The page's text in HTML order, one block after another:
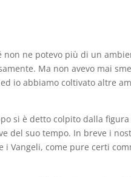
ne potevo più di un
Ma non avevo mai
io abbiamo coltivato altre
si è detto colpito dalla
del suo tempo. In breve i
i Vangeli, come pure certi